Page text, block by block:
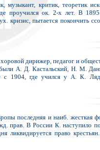
критик, теоретик
проучился ок. 2-х лет. В
кризис, пытается покончить
дирижер, педагог и
А. Д. Кастальский, Н. М.
с 1904, где учился у А. К.
последняя и наиб. жесткая
прав. В России К. наступило
право крестьян.